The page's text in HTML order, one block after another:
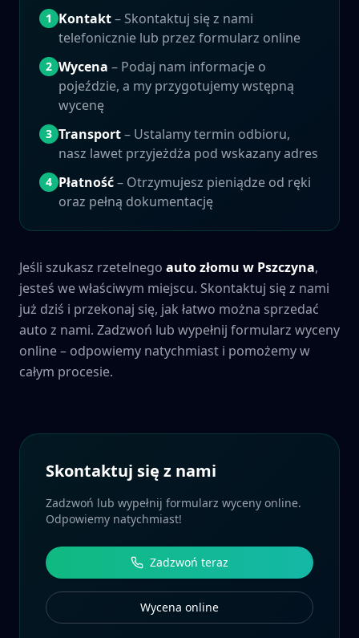
1 Kontakt– Skontaktuj się z nami
telefonicznie lub przez formularz online
2 Wycena – Podaj nam informacje o
pojeździe, a my przygotujemy wstępną
wycenę
3 Transport– Ustalamy termin odbioru,
nasz lawet przyjeżdża pod wskazany adres
4 Płatność– Otrzymujesz pieniądze od ręki
oraz pełną dokumentację
Jeśli szukasz rzetelnego auto złomu w Pszczyna,
jesteś we właściwym miejscu. Skontaktuj się z nami
już dziś i przekonaj się, jak łatwo można sprzedać
auto z nami. Zadzwoń lub wypełnij formularz wyceny
online – odpowiemy natychmiast i pomożemy w
całym procesie.
Skontaktuj się z nami
Zadzwoń lub wypełnij formularz wyceny online.
Odpowiemy natychmiast!
Zadzwoń teraz
Wycena online